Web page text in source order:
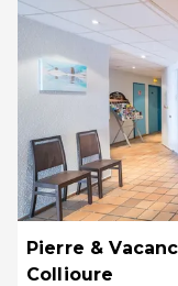
Pierre &
Collioure